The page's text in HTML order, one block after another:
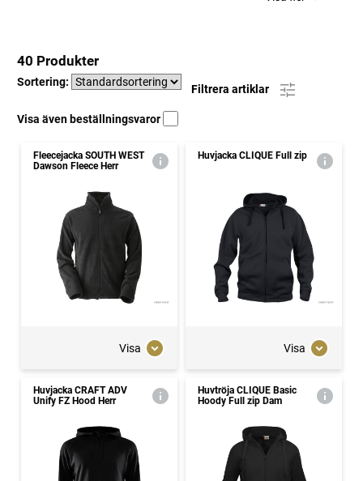
40 Produkter
Sortering:
Filtrera artiklar
Visa även beställningsvaror
Fleecejacka SOUTH WEST
Dawson Fleece Herr
Visa
Huvjacka CLIQUE Full zip
Visa
Huvjacka CRAFT ADV
Unify FZ Hood Herr
Huvtröja CLIQUE Basic
Hoody Full zip Dam